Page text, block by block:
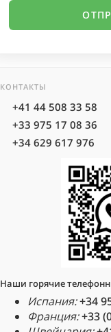
КОНТАКТЫ
+41 44 508 33 58
+33 975 17 08 36
+34 629 617 976
Наши горячие
Испания:+34
Франция:+33